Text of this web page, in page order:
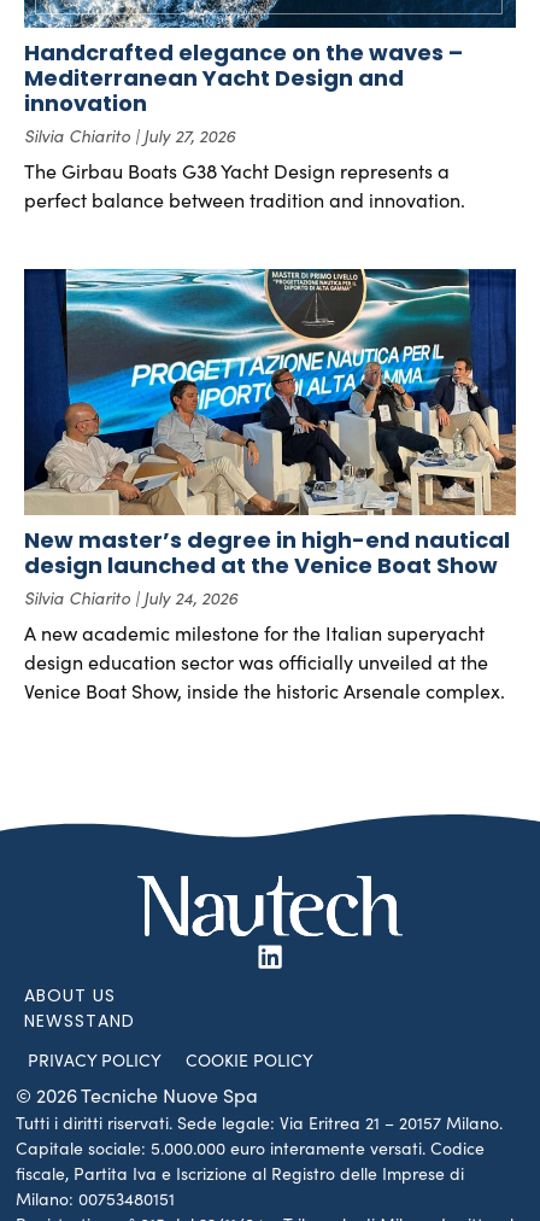
Handcrafted elegance on the waves –
Mediterranean Yacht Design and
innovation
Silvia Chiarito July 27, 2026
The Girbau Boats G38 Yacht Design represents a
perfect balance between tradition and innovation.
New master’s degree in high-end nautical
design launched at the Venice Boat Show
Silvia Chiarito July 24, 2026
A new academic milestone for the Italian superyacht
design education sector was officially unveiled at the
Venice Boat Show, inside the historic Arsenale complex.
ABOUT US
NEWSSTAND
© 2026 Tecniche Nuove Spa
PRIVACY POLICY COOKIE POLICY
Tutti i diritti riservati. Sede legale: Via Eritrea 21 – 20157 Milano.
Capitale sociale: 5.000.000 euro interamente versati. Codice
fiscale, Partita Iva e Iscrizione al Registro delle Imprese di
Milano: 00753480151